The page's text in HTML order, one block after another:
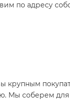
по адресу
крупным
Мы соберем для